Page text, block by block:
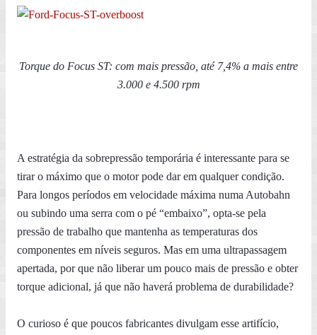
Torque do Focus ST: com mais pressão, até 7,4% a mais entre
3.000 e 4.500 rpm
A estratégia da sobrepressão temporária é interessante para se
tirar o máximo que o motor pode dar em qualquer condição.
Para longos períodos em velocidade máxima numa Autobahn
ou subindo uma serra com o pé “embaixo”, opta-se pela
pressão de trabalho que mantenha as temperaturas dos
componentes em níveis seguros. Mas em uma ultrapassagem
apertada, por que não liberar um pouco mais de pressão e obter
torque adicional, já que não haverá problema de durabilidade?
O curioso é que poucos fabricantes divulgam esse artifício,